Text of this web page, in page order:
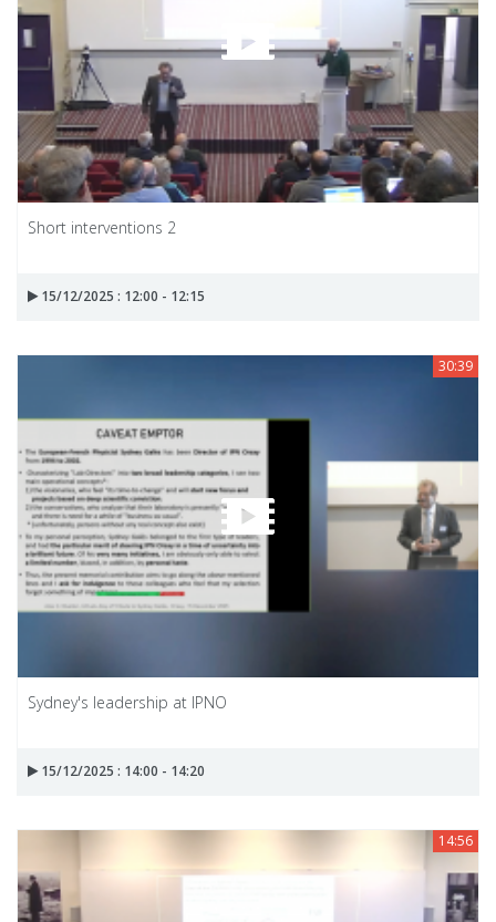
Short interventions 2
15/12/2025 : 12:00 - 12:15
30:39
Sydney's leadership at IPNO
15/12/2025 : 14:00 - 14:20
14:56